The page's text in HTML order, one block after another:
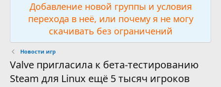
Добавление новой группы и условия
перехода в неё, или почему я не могу
скачивать без ограничений
Новости игр
Valve пригласила к бета-тестированию
Steam для Linux ещё 5 тысяч игроков